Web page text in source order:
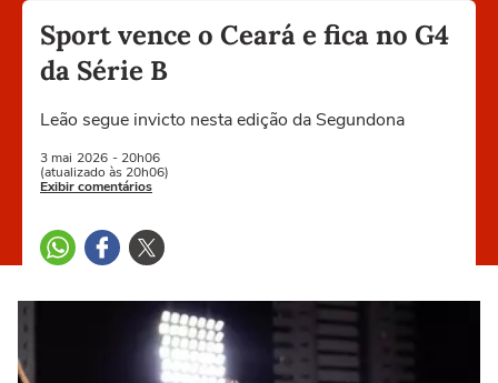
Sport vence o Ceará e fica no G4
da Série B
Leão segue invicto nesta edição da Segundona
3 mai 2026 - 20h06
(atualizado às 20h06)
Exibir comentários